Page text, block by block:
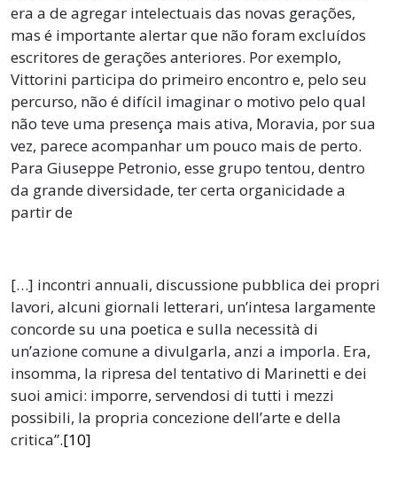
era a de agregar intelectuais das novas gerações,
mas é importante alertar que não foram excluídos
escritores de gerações anteriores. Por exemplo,
Vittorini participa do primeiro encontro e, pelo seu
percurso, não é difícil imaginar o motivo pelo qual
não teve uma presença mais ativa, Moravia, por sua
vez, parece acompanhar um pouco mais de perto.
Para Giuseppe Petronio, esse grupo tentou, dentro
da grande diversidade, ter certa organicidade a
partir de
[…] incontri annuali, discussione pubblica dei propri
lavori, alcuni giornali letterari, un’intesa largamente
concorde su una poetica e sulla necessità di
un’azione comune a divulgarla, anzi a imporla. Era,
insomma, la ripresa del tentativo di Marinetti e dei
suoi amici: imporre, servendosi di tutti i mezzi
possibili, la propria concezione dell’arte e della
critica”.[10]